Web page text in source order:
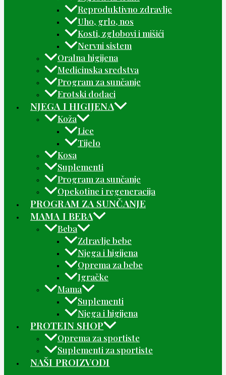
Reproduktivno zdravlje
Uho, grlo, nos
Kosti, zglobovi i mišići
Nervni sistem
Oralna higijena
Medicinska sredstva
Program za sunčanje
Erotski dodaci
NJEGA I HIGIJENA
Koža
Lice
Tijelo
Kosa
Suplementi
Program za sunčanje
Opekotine i regeneracija
PROGRAM ZA SUNČANJE
MAMA I BEBA
Beba
Zdravlje bebe
Njega i higijena
Oprema za bebe
Igračke
Mama
Suplementi
Njega i higijena
PROTEIN SHOP
Oprema za sportiste
Suplementi za sportiste
NAŠI PROIZVODI